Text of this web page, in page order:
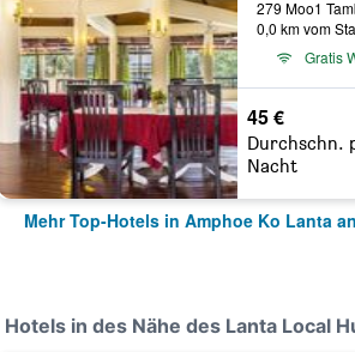
0,0 km vom
Gratis
45 €
Durchschn.
Nacht
Mehr Top-Hotels in Amphoe Ko Lanta
Hotels in des Nähe des Lanta Local